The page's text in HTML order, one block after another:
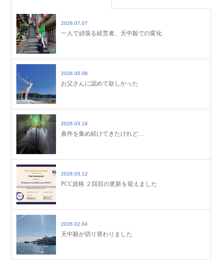
2026.07.07
一人で頑張る経営者、天中殺での変化
2026.05.08
お父さんに認めて欲しかった
2026.03.18
条件を集め続けてきたけれど…
2026.03.12
PCC資格 ２回目の更新を迎えました
2026.02.04
天中殺が切り替わりました